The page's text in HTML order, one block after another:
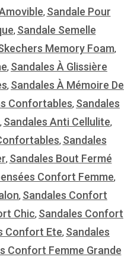
, Sandale Pour
, Sandale Semelle
Memory Foam,
, Sandales À Glissière
, Sandales À Mémoire De
Confortables, Sandales
, Sandales Anti Cellulite,
, Sandales
, Sandales Bout Fermé
Confort Femme,
, Sandales Confort
Chic, Sandales Confort
Confort Ete, Sandales
Confort Femme Grande